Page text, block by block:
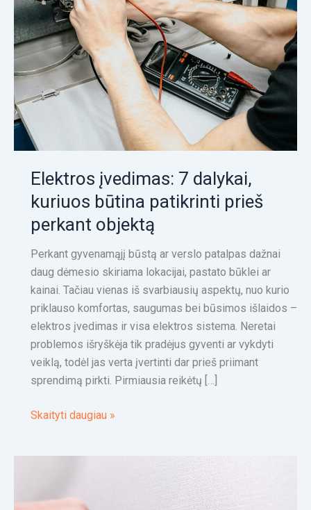
Elektros įvedimas: 7 dalykai,
kuriuos būtina patikrinti prieš
perkant objektą
Perkant gyvenamąjį būstą ar verslo patalpas dažnai
daug dėmesio skiriama lokacijai, pastato būklei ar
kainai. Tačiau vienas iš svarbiausių aspektų, nuo kurio
priklauso komfortas, saugumas bei būsimos išlaidos –
elektros įvedimas ir visa elektros sistema. Neretai
problemos išryškėja tik pradėjus gyventi ar vykdyti
veiklą, todėl jas verta įvertinti dar prieš priimant
sprendimą pirkti. Pirmiausia reikėtų […]
Skaityti daugiau »
kurių